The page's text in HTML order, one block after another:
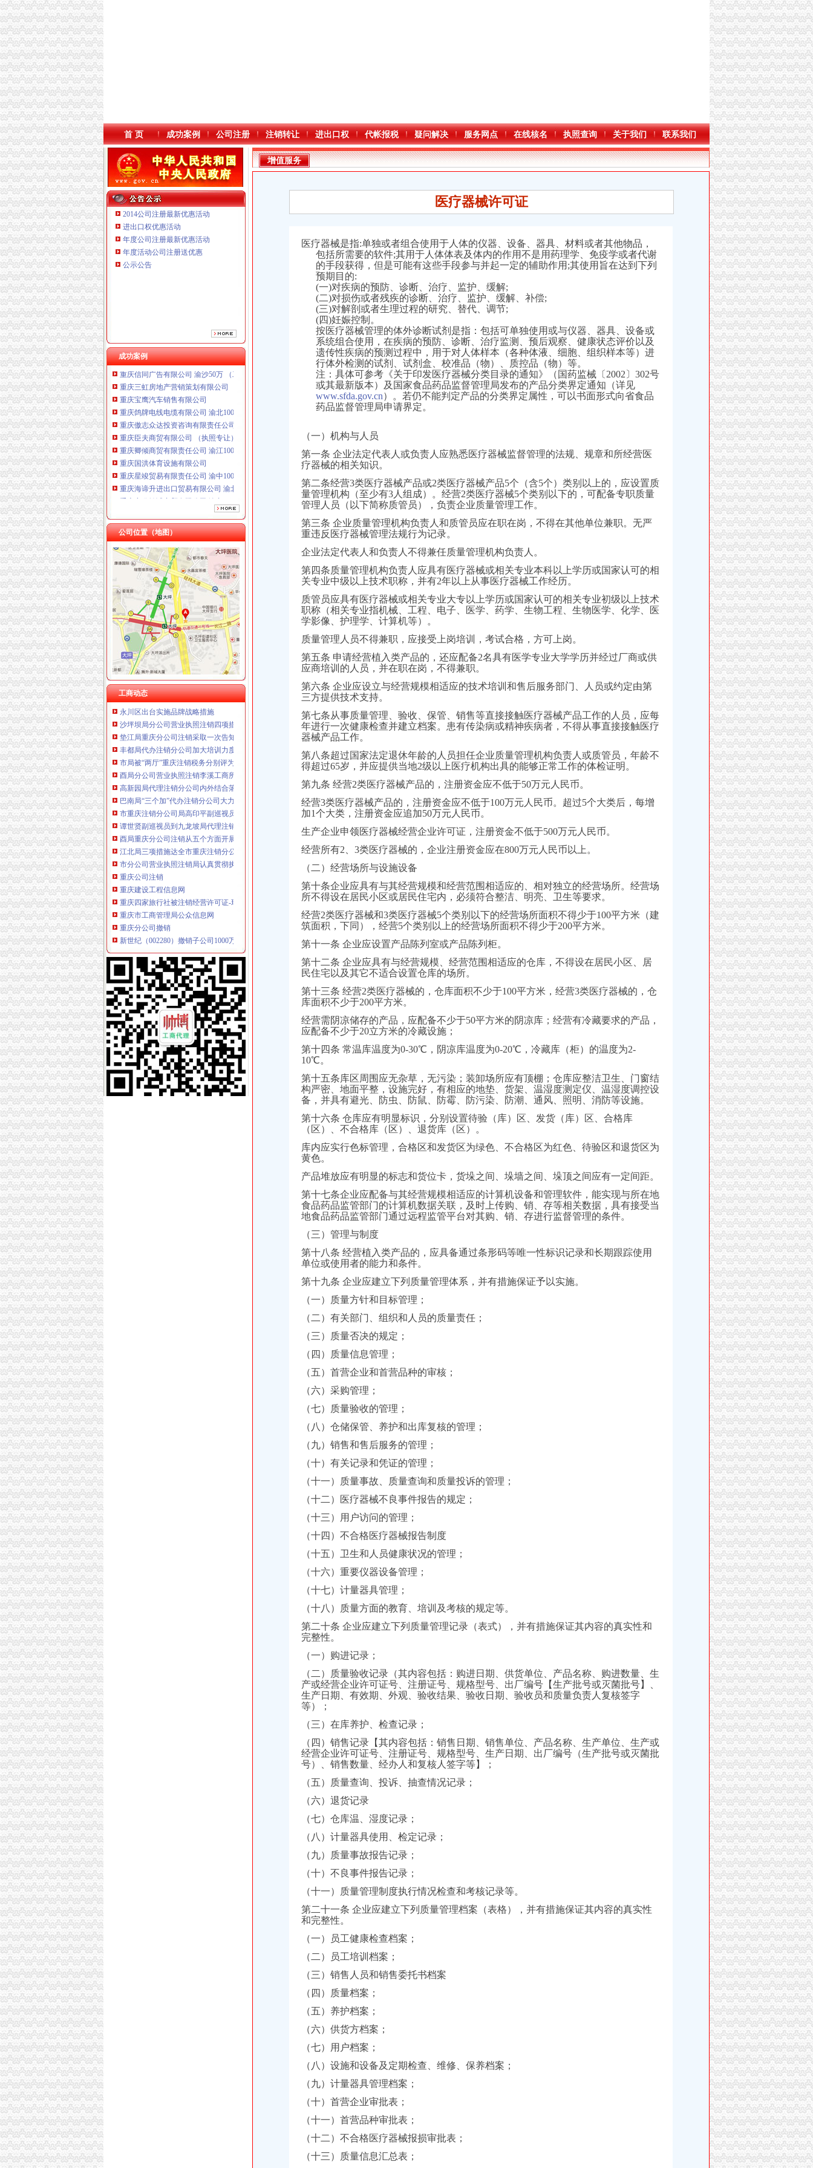
本站导航
首 页 成功案例 公司注册 注销转让 进出口权 代帐报税 疑问解决 服务网点 在线核名 执照查询 关于我们 联系我们
2014公司注册最新优惠活动
进出口权优惠活动
年度公司注册最新优惠活动
年度活动公司注册送优惠
公示公告
成功案例
重庆鸽牌电线电缆有限公司 渝北10010万 (进出口权)
重庆傲志众达投资咨询有限责任公司 渝九1000万 （增资）
重庆奕欣锦诚商贸有限公司 渝九50万 （工商注册）
重庆信同广告有限公司 渝沙50万 （工商注册）
重庆三虹房地产营销策划有限公司
重庆宝鹰汽车销售有限公司
重庆鸽牌电线电缆有限公司 渝北10010万 (进出口权)
重庆傲志众达投资咨询有限责任公司 渝九1000万 （增资）
重庆臣夫商贸有限公司 （执照专让）
重庆卿倾商贸有限责任公司 渝江100万 （工商注册）
重庆国洪体育设施有限公司
重庆星竣贸易有限责任公司 渝中100万 （进出口权）
重庆海谛升进出口贸易有限公司 渝北100万 （进出口权）
重庆奕欣锦诚商贸有限公司 渝九50万 （工商注册）
重庆信同广告有限公司 渝沙50万 （工商注册）
公司位置（地图）
工商动态
工商动态
全市代理注销分公司区县局信用信息化岗位大练抽考和竞赛正式开考
高新区局围绕“三项重点工作、两项突破工作”代办注销分公司谋划2007年工作
国家工商总局市重庆注销税务场司领导到观音桥农贸市场视察工作
万州局重庆分公司注销全力服务地方经济
郭翔副局长、重庆分公司注销高印平副巡视员率领直属局组织企业赴万州开展项目考察、劳务对接活动
北碚局代理注销分公司缙云工商所五项措施推进工商所12315分类监管平台应用
永川局重庆分公司注销扎实开展2007红盾护农行动
永川区出台实施品牌战略措施
沙坪坝局分公司营业执照注销四项措施化队伍建设
垫江局重庆分公司注销采取一次告知措施提高年检效率
丰都局代办注销分公司加大培训力度着力提高队伍素质
市局被“两厅”重庆注销税务分别评为2006年度督查工作先进单位和先进集体
酉局分公司营业执照注销李溪工商所五条措施推进红老区新农村建设
高新园局代理注销分公司内外结合落实流动人口计划生育管理工作
巴南局“三个加”代办注销分公司大力实施消费安全放心工程
市重庆注销分公司局高印平副巡视员到渝北局检查指导工作
谭世贤副巡视员到九龙坡局代理注销分公司检查指导工作
酉局重庆分公司注销从五个方面开展送温暖活动
江北局三项措施达全市重庆注销分公司工商工作会议精
市分公司营业执照注销局认真贯彻执行《广告管理办法》一月份媒体广告发布得到有效规范
重庆公司注销
重庆建设工程信息网
重庆四家旅行社被注销经营许可证-环球旅讯（TravelDaily）
重庆市工商管理局公众信息网
重庆分公司撤销
新世纪（002280）撤销子公司1000万元_股票频道_同花顺财经
TCL手机渠道大变革取消分公司倚重经销商-企业动态
重庆转让绿建筑标识取消三年申请资格|人居环境科技网|科技改善人
代理注销分公司
公司注销_北京公司注销_公司注销流程_北京公司注销代理
【58同城】柳州鱼峰白莲公司注销服务_公司注销代理_公司注销费用
寻山西太原可代办分公司年检、注销律师-免费律咨询-华律网
代办注销分公司
代办花都公司公司注销或变更,吊销转注销,来了就让您满意,【今日
【图】公司执照被吊销了会怎样用不用转为注销专业代办_北京公司注
【赣州公司注册代办子公司分公司注册流程及价格工商注销】-赣州易
分公司营业执照注销
信贷公司注销营业执照后仍“正常经营”多难监管_新浪新闻
价办理公司营业执照注销-广州58同城
专业代理记账、变更注销公司营业执照-南58同城
个体户税费却越来越高,可否只注销国税呀？_重庆包听|E都市
【58同城】青岛公司注销服务_公司注销代理_公司注销费用
区国资中心：关闭注销区建设集团下属三家空壳子公司-部门动态-璧山
提质增效逆势增长重庆国企大力推进供给侧结构改革--重庆视窗--人
全市代理注销分公司区县局信用信息化岗位大练抽考和竞赛正式开考
高新区局围绕“三项重点工作、两项突破工作”代办注销分公司谋划2007年工作
国家工商总局市重庆注销税务场司领导到观音桥农贸市场视察工作
郭翔副局长、重庆分公司注销高印平副巡视员率领直属局组织企业赴万州开展项目考察、劳务对接活动
北碚局代理注销分公司缙云工商所五项措施推进工商所12315分类监管平台应用
市局被“两厅”重庆注销税务分别评为2006年度督查工作先进单位和先进集体
酉局分公司营业执照注销李溪工商所五条措施推进红老区新农村建设
市重庆注销分公司局高印平副巡视员到渝北局检查指导工作
市分公司营业执照注销局认真贯彻执行《广告管理办法》一月份媒体广告发布得到有效规范
重庆四家旅行社被注销经营许可证-环球旅讯（TravelDaily）
新世纪（002280）撤销子公司1000万元_股票频道_同花顺财经
重庆转让绿建筑标识取消三年申请资格|人居环境科技网|科技改善人
公司注销_北京公司注销_公司注销流程_北京公司注销代理
【58同城】柳州鱼峰白莲公司注销服务_公司注销代理_公司注销费用
代办花都公司公司注销或变更,吊销转注销,来了就让您满意,【今日
【图】公司执照被吊销了会怎样用不用转为注销专业代办_北京公司注
个体户税费却越来越高,可否只注销国税呀？_重庆包听|E都市
【58同城】青岛公司注销服务_公司注销代理_公司注销费用
重庆市食品品监督管理局永川区分局2017年度《食品流通许可证》
区国资中心：关闭注销区建设集团下属三家空壳子公司-部门动态-璧山
提质增效逆势增长重庆国企大力推进供给侧结构改革--重庆视窗--人
增值服务
医疗器械许可证
医疗器械是指:单独或者组合使用于人体的仪器、设备、器具、材料或者其他物品，
包括所需要的软件;其用于人体体表及体内的作用不是用药理学、免疫学或者代谢
的手段获得，但是可能有这些手段参与并起一定的辅助作用;其使用旨在达到下列
预期目的:
(一)对疾病的预防、诊断、治疗、监护、缓解;
(二)对损伤或者残疾的诊断、治疗、监护、缓解、补偿;
(三)对解剖或者生理过程的研究、替代、调节;
(四)妊娠控制。
按医疗器械管理的体外诊断试剂是指：包括可单独使用或与仪器、器具、设备或
系统组合使用，在疾病的预防、诊断、治疗监测、预后观察、健康状态评价以及
遗传性疾病的预测过程中，用于对人体样本（各种体液、细胞、组织样本等）进
行体外检测的试剂、试剂盒、校准品（物）、质控品（物）等。
注：具体可参考《关于印发医疗器械分类目录的通知》（国药监械〔2002〕302号
或其最新版本）及国家食品药品监督管理局发布的产品分类界定通知（详见
www.sfda.gov.cn）。若仍不能判定产品的分类界定属性，可以书面形式向省食品
药品监督管理局申请界定。
（一）机构与人员
第一条 企业法定代表人或负责人应熟悉医疗器械监督管理的法规、规章和所经营医
疗器械的相关知识。
第二条经营3类医疗器械产品或2类医疗器械产品5个（含5个）类别以上的，应设置质
量管理机构（至少有3人组成）。经营2类医疗器械5个类别以下的，可配备专职质量
管理人员（以下简称质管员），负责企业质量管理工作。
第三条 企业质量管理机构负责人和质管员应在职在岗，不得在其他单位兼职。无严
重违反医疗器械管理法规行为记录。
企业法定代表人和负责人不得兼任质量管理机构负责人。
第四条质量管理机构负责人应具有医疗器械或相关专业本科以上学历或国家认可的相
关专业中级以上技术职称，并有2年以上从事医疗器械工作经历。
质管员应具有医疗器械或相关专业大专以上学历或国家认可的相关专业初级以上技术
职称（相关专业指机械、工程、电子、医学、药学、生物工程、生物医学、化学、医
学影像、护理学、计算机等）。
质量管理人员不得兼职，应接受上岗培训，考试合格，方可上岗。
第五条 申请经营植入类产品的，还应配备2名具有医学专业大学学历并经过厂商或供
应商培训的人员，并在职在岗，不得兼职。
第六条 企业应设立与经营规模相适应的技术培训和售后服务部门、人员或约定由第
三方提供技术支持。
第七条从事质量管理、验收、保管、销售等直接接触医疗器械产品工作的人员，应每
年进行一次健康检查并建立档案。患有传染病或精神疾病者，不得从事直接接触医疗
器械产品工作。
第八条超过国家法定退休年龄的人员担任企业质量管理机构负责人或质管员，年龄不
得超过65岁，并应提供当地2级以上医疗机构出具的能够正常工作的体检证明。
第九条 经营2类医疗器械产品的，注册资金应不低于50万元人民币。
经营3类医疗器械产品的，注册资金应不低于100万元人民币。超过5个大类后，每增
加1个大类，注册资金应追加50万元人民币。
生产企业申领医疗器械经营企业许可证，注册资金不低于500万元人民币。
经营所有2、3类医疗器械的，企业注册资金应在800万元人民币以上。
（二）经营场所与设施设备
第十条企业应具有与其经营规模和经营范围相适应的、相对独立的经营场所。经营场
所不得设在居民小区或居民住宅内，必须符合整洁、明亮、卫生等要求。
经营2类医疗器械和3类医疗器械5个类别以下的经营场所面积不得少于100平方米（建
筑面积，下同），经营5个类别以上的经营场所面积不得少于200平方米。
第十一条 企业应设置产品陈列室或产品陈列柜。
第十二条 企业应具有与经营规模、经营范围相适应的仓库，不得设在居民小区、居
民住宅以及其它不适合设置仓库的场所。
第十三条 经营2类医疗器械的，仓库面积不少于100平方米，经营3类医疗器械的，仓
库面积不少于200平方米。
经营需阴凉储存的产品，应配备不少于50平方米的阴凉库；经营有冷藏要求的产品，
应配备不少于20立方米的冷藏设施；
第十四条 常温库温度为0-30℃，阴凉库温度为0-20℃，冷藏库（柜）的温度为2-
10℃。
第十五条库区周围应无杂草，无污染；装卸场所应有顶棚；仓库应整洁卫生、门窗结
构严密、地面平整，设施完好，有相应的地垫、货架、温湿度测定仪、温湿度调控设
备，并具有避光、防虫、防鼠、防霉、防污染、防潮、通风、照明、消防等设施。
第十六条 仓库应有明显标识，分别设置待验（库）区、发货（库）区、合格库
（区）、不合格库（区）、退货库（区）。
库内应实行色标管理，合格区和发货区为绿色、不合格区为红色、待验区和退货区为
黄色。
产品堆放应有明显的标志和货位卡，货垛之间、垛墙之间、垛顶之间应有一定间距。
第十七条企业应配备与其经营规模相适应的计算机设备和管理软件，能实现与所在地
食品药品监管部门的计算机数据关联，及时上传购、销、存等相关数据，具有接受当
地食品药品监管部门通过远程监管平台对其购、销、存进行监督管理的条件。
（三）管理与制度
第十八条 经营植入类产品的，应具备通过条形码等唯一性标识记录和长期跟踪使用
单位或使用者的能力和条件。
第十九条 企业应建立下列质量管理体系，并有措施保证予以实施。
（一）质量方针和目标管理；
（二）有关部门、组织和人员的质量责任；
（三）质量否决的规定；
（四）质量信息管理；
（五）首营企业和首营品种的审核；
（六）采购管理；
（七）质量验收的管理；
（八）仓储保管、养护和出库复核的管理；
（九）销售和售后服务的管理；
（十）有关记录和凭证的管理；
（十一）质量事故、质量查询和质量投诉的管理；
（十二）医疗器械不良事件报告的规定；
（十三）用户访问的管理；
（十四）不合格医疗器械报告制度
（十五）卫生和人员健康状况的管理；
（十六）重要仪器设备管理；
（十七）计量器具管理；
（十八）质量方面的教育、培训及考核的规定等。
第二十条 企业应建立下列质量管理记录（表式），并有措施保证其内容的真实性和
完整性。
（一）购进记录；
（二）质量验收记录（其内容包括：购进日期、供货单位、产品名称、购进数量、生
产或经营企业许可证号、注册证号、规格型号、出厂编号【生产批号或灭菌批号】、
生产日期、有效期、外观、验收结果、验收日期、验收员和质量负责人复核签字
等）；
（三）在库养护、检查记录；
（四）销售记录【其内容包括：销售日期、销售单位、产品名称、生产单位、生产或
经营企业许可证号、注册证号、规格型号、生产日期、出厂编号（生产批号或灭菌批
号）、销售数量、经办人和复核人签字等】；
（五）质量查询、投诉、抽查情况记录；
（六）退货记录
（七）仓库温、湿度记录；
（八）计量器具使用、检定记录；
（九）质量事故报告记录；
（十）不良事件报告记录；
（十一）质量管理制度执行情况检查和考核记录等。
第二十一条 企业应建立下列质量管理档案（表格），并有措施保证其内容的真实性
和完整性。
（一）员工健康检查档案；
（二）员工培训档案；
（三）销售人员和销售委托书档案
（四）质量档案；
（五）养护档案；
（六）供货方档案；
（七）用户档案；
（八）设施和设备及定期检查、维修、保养档案；
（九）计量器具管理档案；
（十）首营企业审批表；
（十一）首营品种审批表；
（十二）不合格医疗器械报损审批表；
（十三）质量信息汇总表；